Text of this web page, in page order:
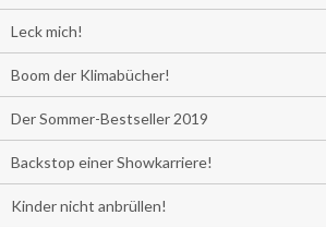
Leck mich!
Boom der Klimabücher!
Der Sommer-Bestseller 2019
Backstop einer Showkarriere!
Kinder nicht anbrüllen!